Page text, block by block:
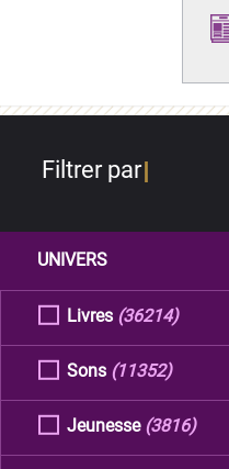
Filtrer par
UNIVERS
Livres (36214)
Sons (11352)
Jeunesse (3816)